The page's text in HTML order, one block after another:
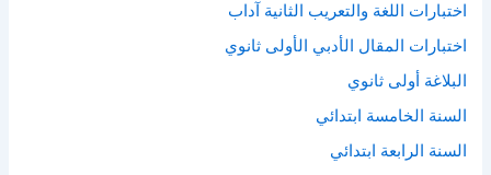
اختبارات اللغة والتعريب الثانية آداب
اختبارات المقال الأدبي الأولى ثانوي
البلاغة أولى ثانوي
السنة الخامسة ابتدائي
السنة الرابعة ابتدائي